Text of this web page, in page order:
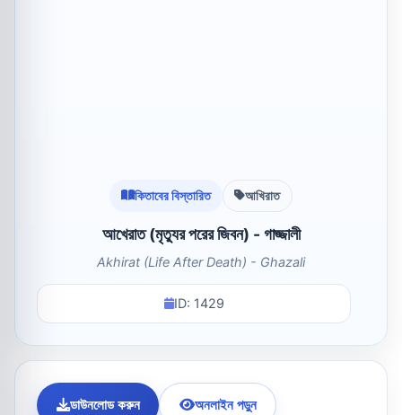
কিতাবের বিস্তারিত আখিরাত
আখেরাত (মৃত্যুর পরের জিবন) - গাজ্জালী
Akhirat (Life After Death) - Ghazali
ID: 1429
ডাউনলোড করুন অনলাইন পড়ুন